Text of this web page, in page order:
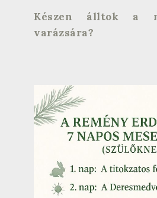
Készen álltok a
varázsára?